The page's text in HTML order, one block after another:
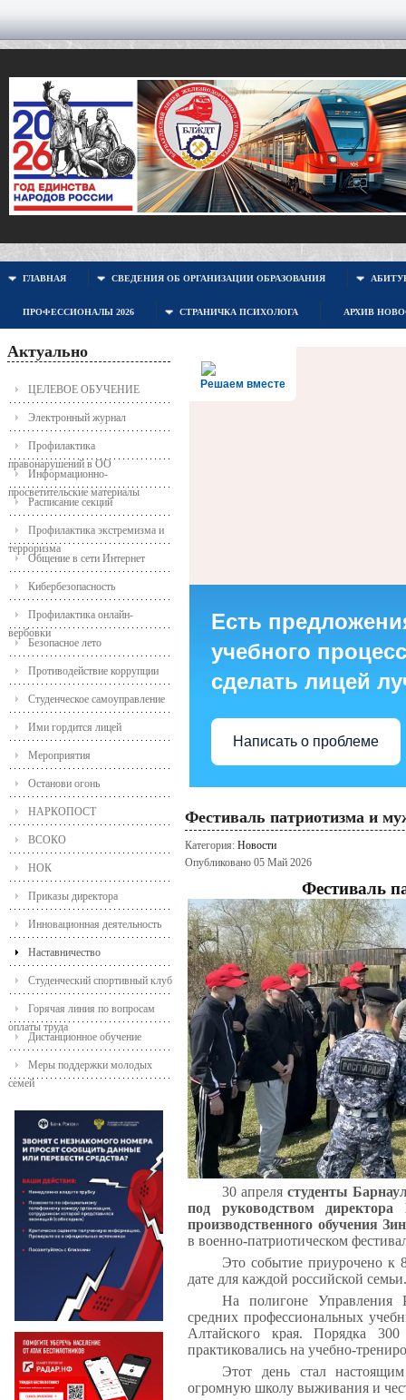
ГЛАВНАЯ СВЕДЕНИЯ ОБ ОРГАНИЗАЦИИ ОБРАЗОВАНИЯ
ПРОФЕССИОНАЛЫ 2026 СТРАНИЧКА ПСИХОЛОГА АРХИВ
Актуально
ЦЕЛЕВОЕ ОБУЧЕНИЕ
Электронный журнал
Профилактика
правонарушений в ОО
Информационно-
просветительские материалы
Расписание секций
Профилактика экстремизма и
терроризма
Общение в сети Интернет
Кибербезопасность
Профилактика онлайн-
вербовки
Безопасное лето
Противодействие коррупции
Студенческое самоуправление
Ими гордится лицей
Мероприятия
Останови огонь
НАРКОПОСТ
ВСОКО
НОК
Приказы директора
Инновационная деятельность
Наставничество
Студенческий спортивный клуб
Горячая линия по вопросам
оплаты труда
Дистанционное обучение
Меры поддержки молодых
семей
Решаем вместе
Есть
учебного
сделать лицей
Написать о проблеме
Фестиваль патриотизма и
Категория: Новости
Опубликовано 05 Май 2026
Фестиваль
30 апреля студенты
под руководством
производственного обучения
в военно-патриотическом
Это событие приурочено
дате для каждой российской семьи.
На полигоне Управления
средних профессиональных
Алтайского края. Порядка
практиковались на учебно-
Этот день стал
огромную школу выживания и